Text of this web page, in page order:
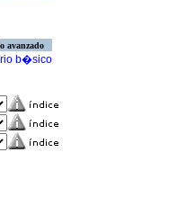
avanzado
b�sico